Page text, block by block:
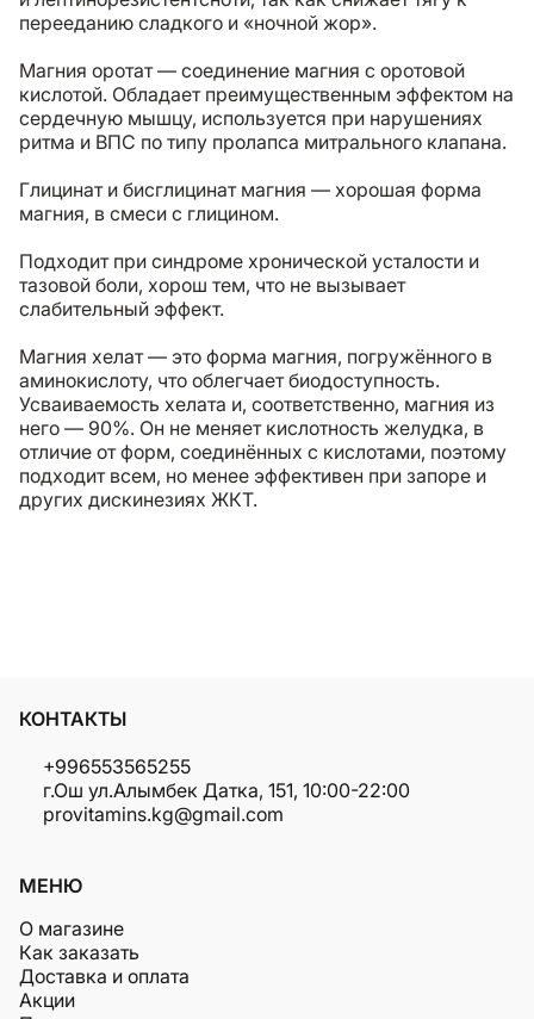
перееданию сладкого и «ночной жор».
Магния оротат — соединение магния с оротовой
кислотой. Обладает преимущественным эффектом на
сердечную мышцу, используется при нарушениях
ритма и ВПС по типу пролапса митрального клапана.
Глицинат и бисглицинат магния — хорошая форма
магния, в смеси с глицином.
Подходит при синдроме хронической усталости и
тазовой боли, хорош тем, что не вызывает
слабительный эффект.
Магния хелат — это форма магния, погружённого в
аминокислоту, что облегчает биодоступность.
Усваиваемость хелата и, соответственно, магния из
него — 90%. Он не меняет кислотность желудка, в
отличие от форм, соединённых с кислотами, поэтому
подходит всем, но менее эффективен при запоре и
других дискинезиях ЖКТ.
КОНТАКТЫ
+996553565255
г.Ош ул.Алымбек Датка, 151, 10:00-22:00
provitamins.kg@gmail.com
МЕНЮ
О магазине
Как заказать
Доставка и оплата
Акции